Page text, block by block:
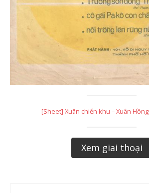
[Sheet] Xuân chiến khu – Xuân Hồng
Xem giai thoại